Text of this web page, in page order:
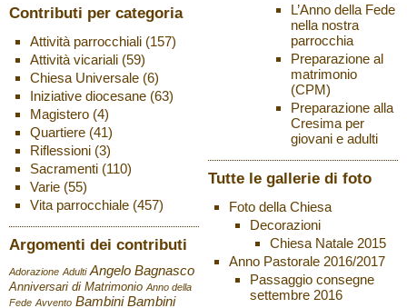
Contributi per categoria
Attività parrocchiali(157)
Attività vicariali(59)
Chiesa Universale(6)
Iniziative diocesane(63)
Magistero(4)
Quartiere(41)
Riflessioni(3)
Sacramenti(110)
Varie(55)
Vita parrocchiale(457)
Argomenti dei contributi
Adorazione Adulti Angelo Bagnasco
Anniversari di Matrimonio Anno della
Fede Avvento Bambini Bambini
L’Anno della Fede
nella nostra
parrocchia
Preparazione al
matrimonio
(CPM)
Preparazione alla
Cresima per
giovani e adulti
Tutte le gallerie di foto
Foto della Chiesa
Decorazioni
Chiesa Natale 2015
Anno Pastorale 2016/2017
Passaggio consegne
settembre 2016